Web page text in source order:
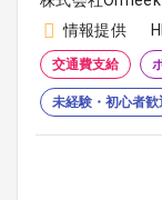
情報提供
交通費支給
未経験・初心者歓